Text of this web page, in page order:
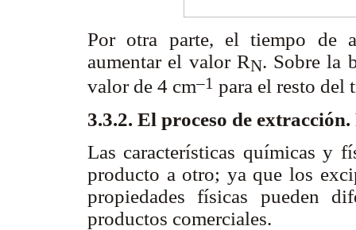
Por otra parte, el tiempo de
aumentar el valor RN. Sobre la
valor de 4 cm–1 para el resto del
3.3.2. El proceso de
Las características químicas y
producto a otro; ya que los
propiedades físicas pueden
productos comerciales.